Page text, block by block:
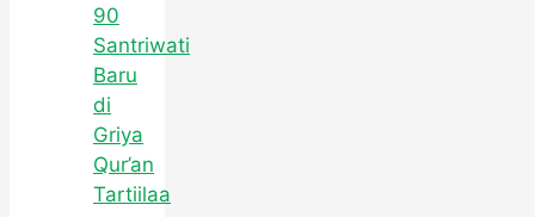
90
Santriwati
Baru
di
Griya
Qur’an
Tartiilaa